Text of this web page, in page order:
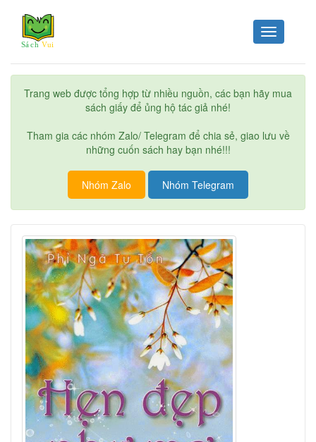
Toggle
navigation
Trang web được tổng hợp từ nhiều nguồn, các bạn hãy mua
sách giấy để ủng hộ tác giả nhé!
Tham gia các nhóm Zalo/ Telegram để chia sẻ, giao lưu về
những cuốn sách hay bạn nhé!!!
Nhóm Zalo Nhóm Telegram